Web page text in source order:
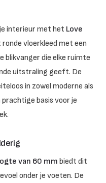
interieur met het Love
ronde vloerkleed met een
blikvanger die elke ruimte
uitstraling geeft. De
in zowel moderne als
basis voor je
van 60 mm biedt dit
onder je voeten. De